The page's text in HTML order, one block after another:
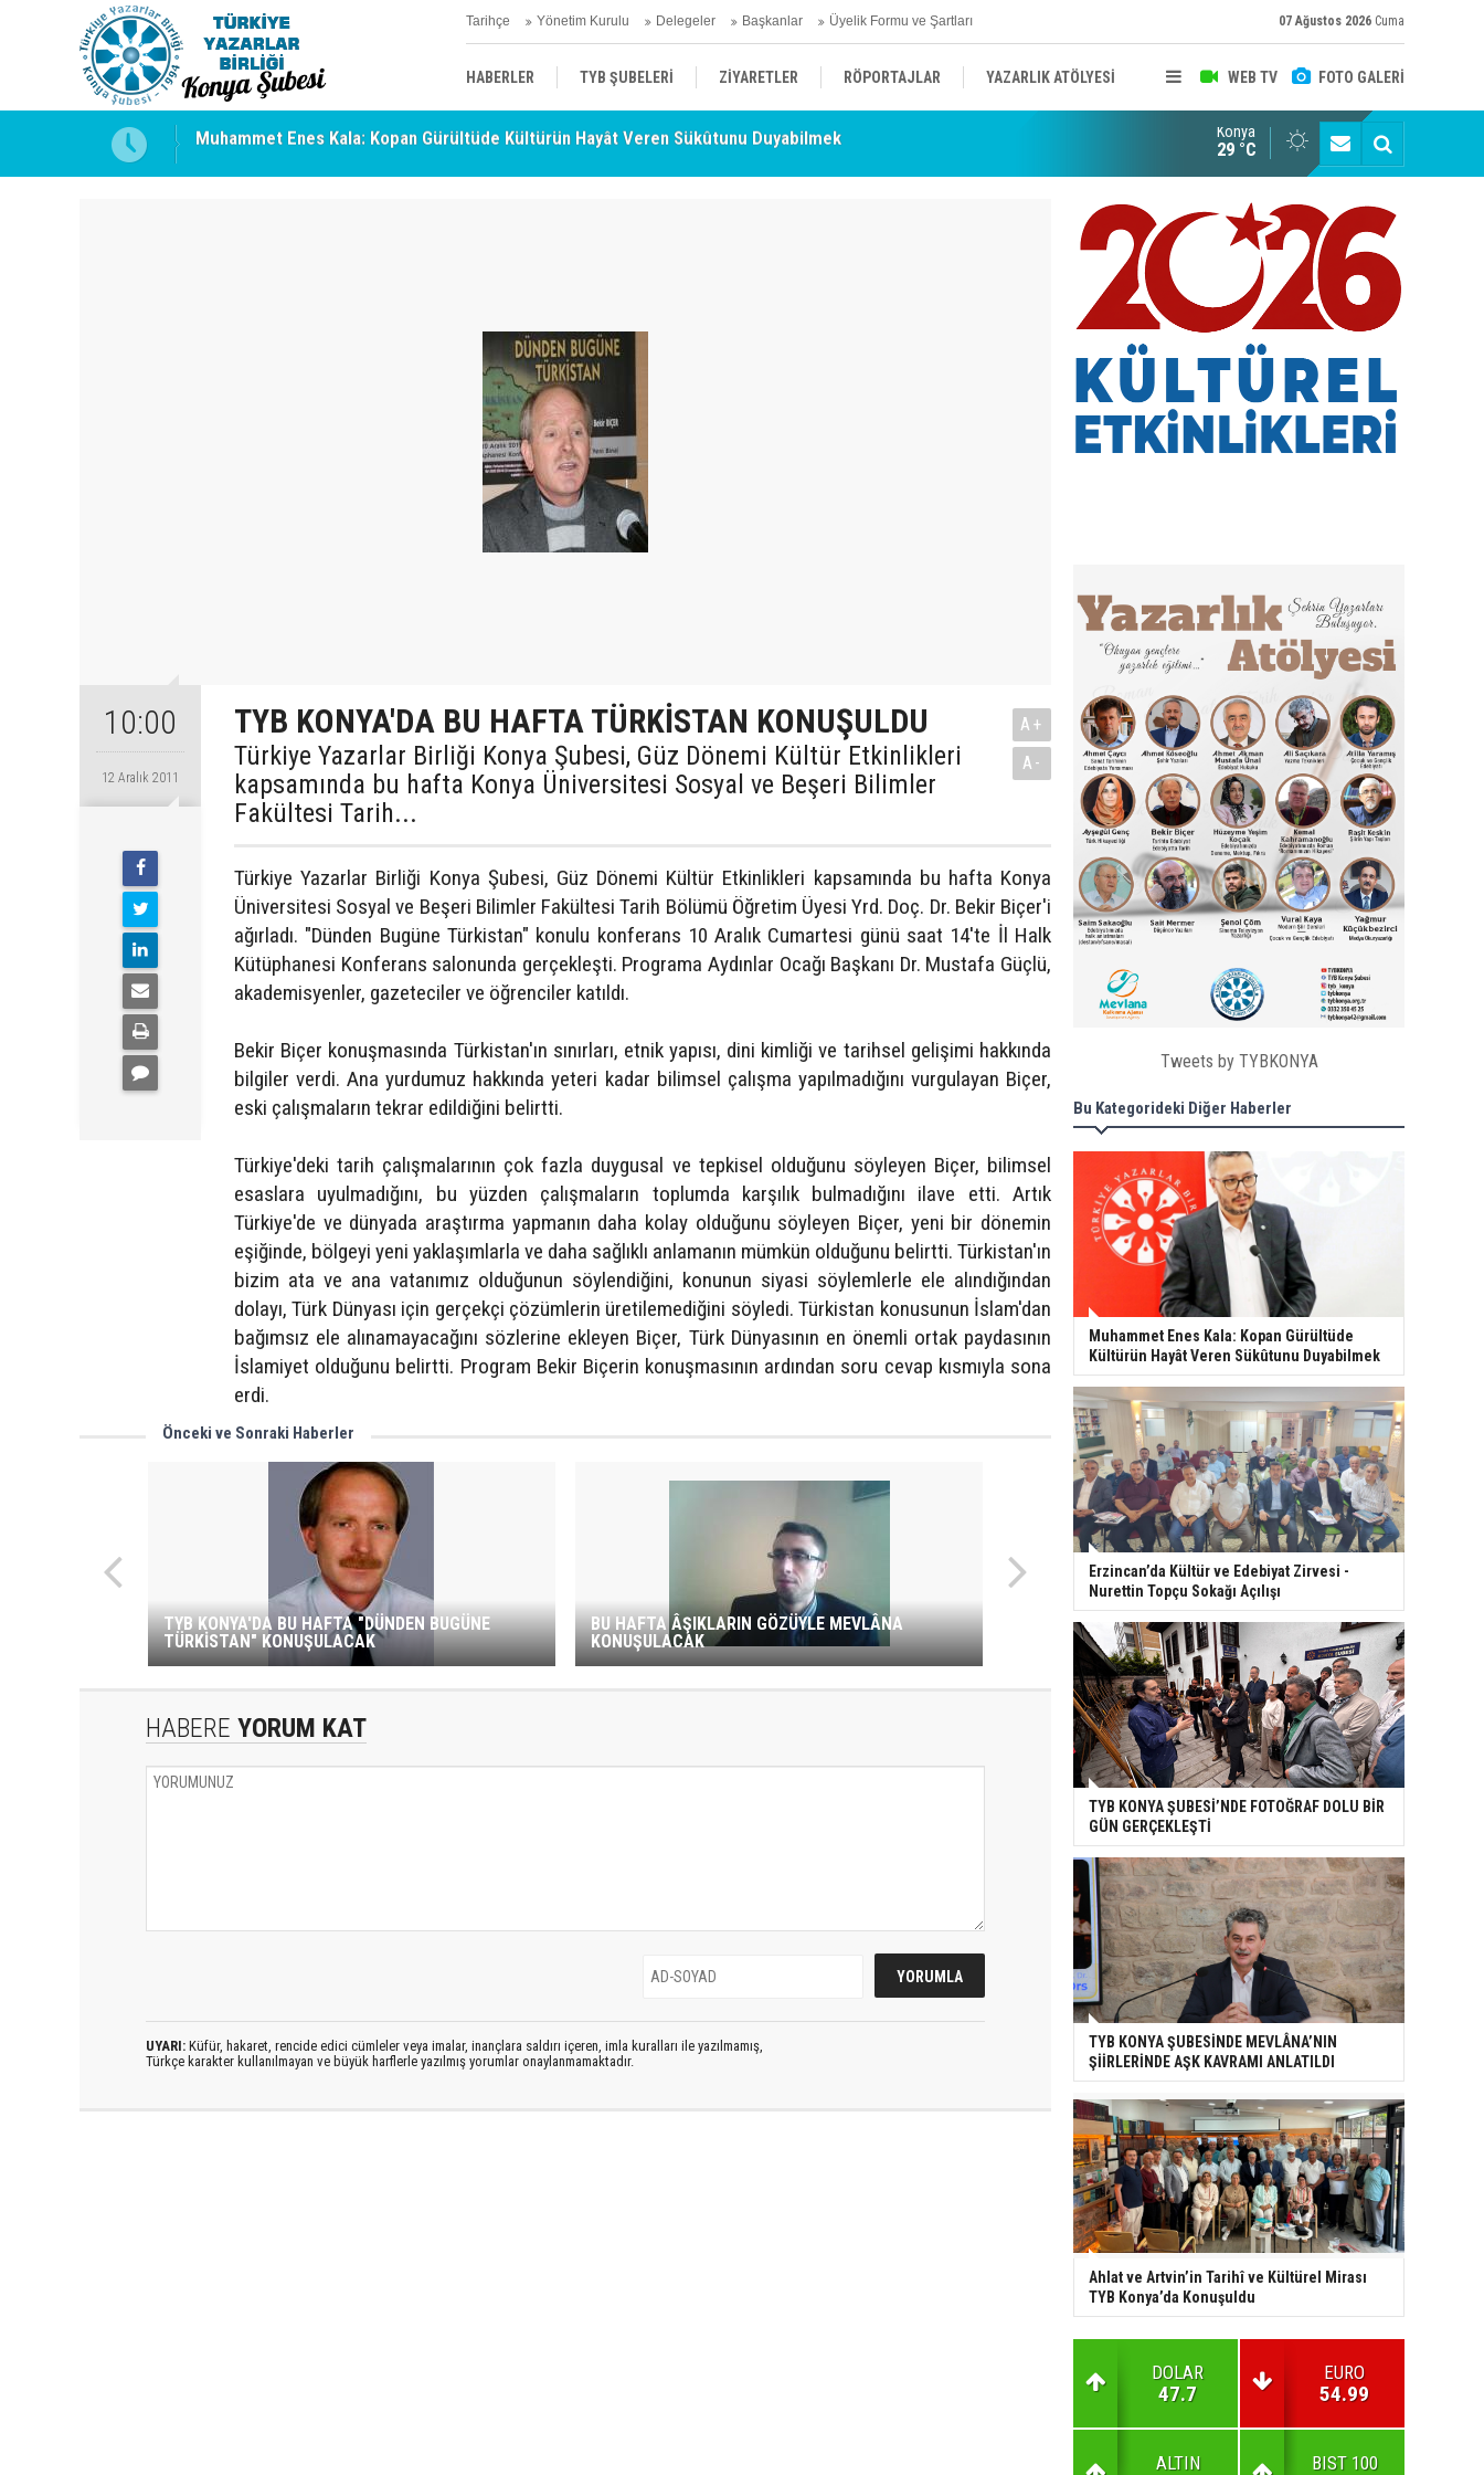
Tarihçe Yönetim Kurulu Delegeler Başkanlar Üyelik Formu ve Şartları 07 Ağustos 2026 Cuma
WEB TV FOTO GALERİ
HABERLER TYB ŞUBELERİ ZİYARETLER RÖPORTAJLAR YAZARLIK ATÖLYESİ
ÜYELERİMİZDEN HABERLER KENDİNİ ARAYAN ŞEHİR
Muhammet Enes Kala: Kopan Gürültüde Kültürün Hayât Veren Sükûtunu Duyabilmek
Erzincan’da Kültür ve Edebiyat Zirvesi - Nurettin Topçu Sokağı Açılışı
TYB KONYA ŞUBESİ’NDE FOTOĞRAF DOLU BİR GÜN GERÇEKLEŞTİ
Konya
29 °C
10:00
12 Aralık 2011
TYB KONYA'DA BU HAFTA TÜRKİSTAN KONUŞULDU
Türkiye Yazarlar Birliği Konya Şubesi, Güz Dönemi Kültür Etkinlikleri
kapsamında bu hafta Konya Üniversitesi Sosyal ve Beşeri Bilimler
Fakültesi Tarih...
A+
A-
Türkiye Yazarlar Birliği Konya Şubesi, Güz Dönemi Kültür Etkinlikleri kapsamında bu hafta Konya
Üniversitesi Sosyal ve Beşeri Bilimler Fakültesi Tarih Bölümü Öğretim Üyesi Yrd. Doç. Dr. Bekir Biçer'i
ağırladı. "Dünden Bugüne Türkistan" konulu konferans 10 Aralık Cumartesi günü saat 14'te İl Halk
Kütüphanesi Konferans salonunda gerçekleşti. Programa Aydınlar Ocağı Başkanı Dr. Mustafa Güçlü,
akademisyenler, gazeteciler ve öğrenciler katıldı.
Bekir Biçer konuşmasında Türkistan'ın sınırları, etnik yapısı, dini kimliği ve tarihsel gelişimi hakkında
bilgiler verdi. Ana yurdumuz hakkında yeteri kadar bilimsel çalışma yapılmadığını vurgulayan Biçer,
eski çalışmaların tekrar edildiğini belirtti.
Türkiye'deki tarih çalışmalarının çok fazla duygusal ve tepkisel olduğunu söyleyen Biçer, bilimsel
esaslara uyulmadığını, bu yüzden çalışmaların toplumda karşılık bulmadığını ilave etti. Artık
Türkiye'de ve dünyada araştırma yapmanın daha kolay olduğunu söyleyen Biçer, yeni bir dönemin
eşiğinde, bölgeyi yeni yaklaşımlarla ve daha sağlıklı anlamanın mümkün olduğunu belirtti. Türkistan'ın
bizim ata ve ana vatanımız olduğunun söylendiğini, konunun siyasi söylemlerle ele alındığından
dolayı, Türk Dünyası için gerçekçi çözümlerin üretilemediğini söyledi. Türkistan konusunun İslam'dan
bağımsız ele alınamayacağını sözlerine ekleyen Biçer, Türk Dünyasının en önemli ortak paydasının
İslamiyet olduğunu belirtti. Program Bekir Biçerin konuşmasının ardından soru cevap kısmıyla sona
erdi.
Önceki ve Sonraki Haberler
TYB KONYA'DA BU HAFTA "DÜNDEN BUGÜNE
TÜRKİSTAN" KONUŞULACAK
BU HAFTA ÂŞIKLARIN GÖZÜYLE MEVLÂNA
KONUŞULACAK
HABERE YORUM KAT
UYARI: Küfür, hakaret, rencide edici cümleler veya imalar, inançlara saldırı içeren, imla kuralları ile yazılmamış,
Türkçe karakter kullanılmayan ve büyük harflerle yazılmış yorumlar onaylanmamaktadır.
Tweets by TYBKONYA
Bu Kategorideki Diğer Haberler
Muhammet Enes Kala: Kopan Gürültüde
Kültürün Hayât Veren Sükûtunu Duyabilmek
Erzincan’da Kültür ve Edebiyat Zirvesi -
Nurettin Topçu Sokağı Açılışı
TYB KONYA ŞUBESİ’NDE FOTOĞRAF DOLU BİR
GÜN GERÇEKLEŞTİ
TYB KONYA ŞUBESİNDE MEVLÂNA’NIN
ŞİİRLERİNDE AŞK KAVRAMI ANLATILDI
Ahlat ve Artvin’in Tarihî ve Kültürel Mirası
TYB Konya’da Konuşuldu
DOLAR
47.7
EURO
54.99
ALTIN BIST 100